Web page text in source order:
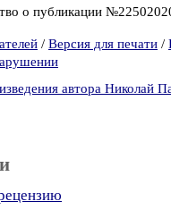
о публикации
/ Версия для печати /
автора Николай